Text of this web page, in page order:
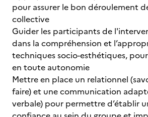
pour assurer le bon déroulement
collective
Guider les participants de
dans la compréhension et
techniques socio-esthétiques,
en toute autonomie
Mettre en place un relationnel
faire) et une communication
verbale) pour permettre d’établir